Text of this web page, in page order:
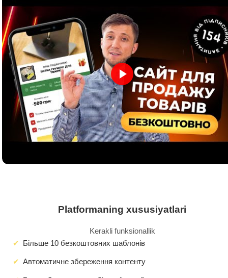
Platformaning xususiyatlari
Kerakli funksionallik
Більше 10 безкоштовних шаблонів
Автоматичне збереження контенту